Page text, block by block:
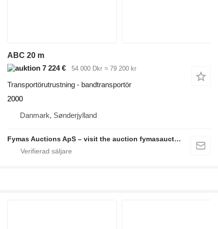
ABC 20 m
7 224 €
54 000 Dkr ≈ 79 200 kr
Transportörutrustning - bandtransportör
2000
Danmark, Sønderjylland
Fymas Auctions ApS – visit the auction fymasauctions.dk